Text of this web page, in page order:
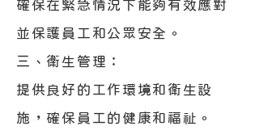
確保在緊急情況下能夠有效應對
並保護員工和公眾安全。
三、衛生管理：
提供良好的工作環境和衛生設
施，確保員工的健康和福祉。